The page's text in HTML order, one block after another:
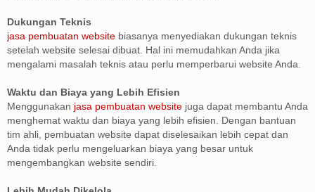
Dukungan Teknis
jasa pembuatan website biasanya menyediakan dukungan teknis
setelah website selesai dibuat. Hal ini memudahkan Anda jika
mengalami masalah teknis atau perlu memperbarui website Anda.
Waktu dan Biaya yang Lebih Efisien
Menggunakan jasa pembuatan website juga dapat membantu Anda
menghemat waktu dan biaya yang lebih efisien. Dengan bantuan
tim ahli, pembuatan website dapat diselesaikan lebih cepat dan
Anda tidak perlu mengeluarkan biaya yang besar untuk
mengembangkan website sendiri.